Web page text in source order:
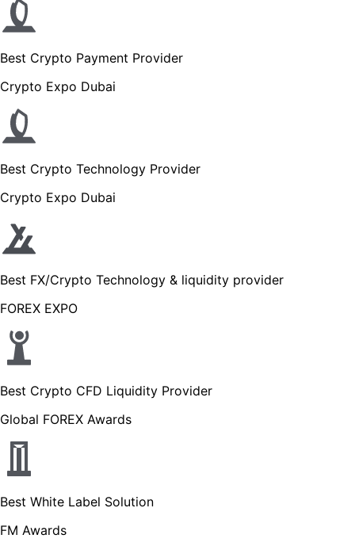
Best Crypto Payment Provider
Crypto Expo Dubai
Best Crypto Technology Provider
Crypto Expo Dubai
Best FX/Crypto Technology & liquidity provider
FOREX EXPO
Best Crypto CFD Liquidity Provider
Global FOREX Awards
Best White Label Solution
FM Awards